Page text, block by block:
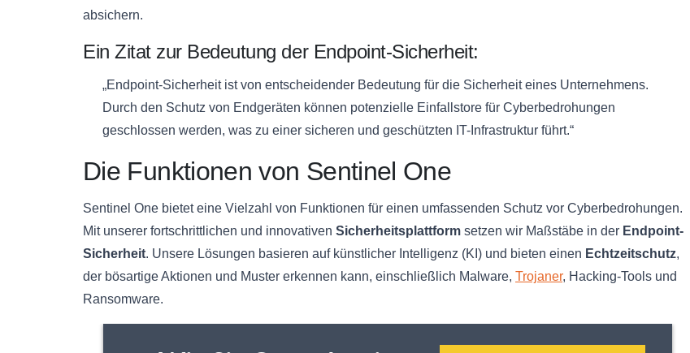
absichern.
Ein Zitat zur Bedeutung der Endpoint-Sicherheit:
„Endpoint-Sicherheit ist von entscheidender Bedeutung für die Sicherheit eines Unternehmens.
Durch den Schutz von Endgeräten können potenzielle Einfallstore für Cyberbedrohungen
geschlossen werden, was zu einer sicheren und geschützten IT-Infrastruktur führt.“
Die Funktionen von Sentinel One
Sentinel One bietet eine Vielzahl von Funktionen für einen umfassenden Schutz vor Cyberbedrohungen.
Mit unserer fortschrittlichen und innovativen Sicherheitsplattform setzen wir Maßstäbe in der Endpoint-
Sicherheit. Unsere Lösungen basieren auf künstlicher Intelligenz (KI) und bieten einen Echtzeitschutz,
der bösartige Aktionen und Muster erkennen kann, einschließlich Malware, Trojaner, Hacking-Tools und
Ransomware.